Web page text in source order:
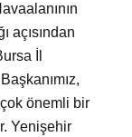
açısından
İl
önemli bir
Yenişehir